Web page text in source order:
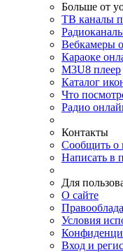
Больше от
ТВ каналы
Вебкамеры
Караоке
M3U8 плеер
Каталог
Что
Радио
Контакты
Сообщить о
Написать в
Для
О сайте
Условия
Вход и